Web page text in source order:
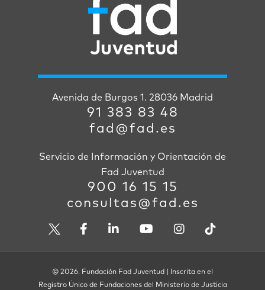
Avenida de Burgos 1. 28036 Madrid
91 383 83 48
fad@fad.es
Servicio de Información y Orientación de
Fad Juventud
900 16 15 15
consultas@fad.es
© 2026. Fundación Fad Juventud | Inscrita en el
Registro Único de Fundaciones del Ministerio de Justicia